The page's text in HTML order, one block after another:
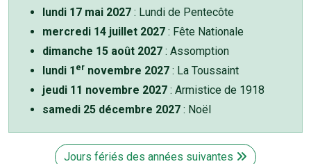
lundi 17 mai 2027 : Lundi de Pentecôte
mercredi 14 juillet 2027 : Fête Nationale
dimanche 15 août 2027 : Assomption
lundi 1 er novembre 2027 : La Toussaint
jeudi 11 novembre 2027 : Armistice de 1918
samedi 25 décembre 2027 : Noël
Jours fériés des années suivantes